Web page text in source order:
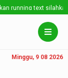
running text silahkan
Minggu, 9 08 2026